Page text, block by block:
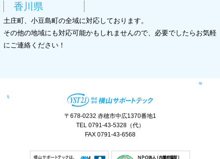
香川県
土庄町、小豆島町の全域に対応しております。
その他の地域にも対応可能かもしれませんので、必要でしたらお気軽
にご連絡ください！
〒678-0232 赤穂市中広1370番地1
TEL 0791-43-5328（代）
FAX 0791-43-6568